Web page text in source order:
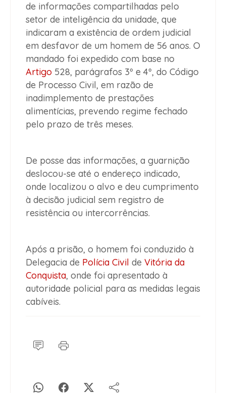
de informações compartilhadas pelo
setor de inteligência da unidade, que
indicaram a existência de ordem judicial
em desfavor de um homem de 56 anos. O
mandado foi expedido com base no
Artigo 528, parágrafos 3º e 4º, do Código
de Processo Civil, em razão de
inadimplemento de prestações
alimentícias, prevendo regime fechado
pelo prazo de três meses.
De posse das informações, a guarnição
deslocou-se até o endereço indicado,
onde localizou o alvo e deu cumprimento
à decisão judicial sem registro de
resistência ou intercorrências.
Após a prisão, o homem foi conduzido à
Delegacia de Polícia Civil de Vitória da
Conquista, onde foi apresentado à
autoridade policial para as medidas legais
cabíveis.